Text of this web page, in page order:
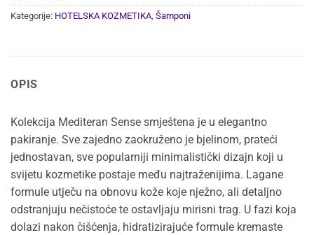
Kategorije: HOTELSKA KOZMETIKA Šamponi
OPIS
Kolekcija Mediteran Sense smještena je u elegantno
pakiranje. Sve zajedno zaokruženo je bjelinom, prateći
jednostavan, sve popularniji minimalistički dizajn koji u
svijetu kozmetike postaje među najtraženijima. Lagane
formule utječu na obnovu kože koje nježno, ali detaljno
odstranjuju nečistoće te ostavljaju mirisni trag. U fazi koja
dolazi nakon čišćenja, hidratizirajuće formule kremaste